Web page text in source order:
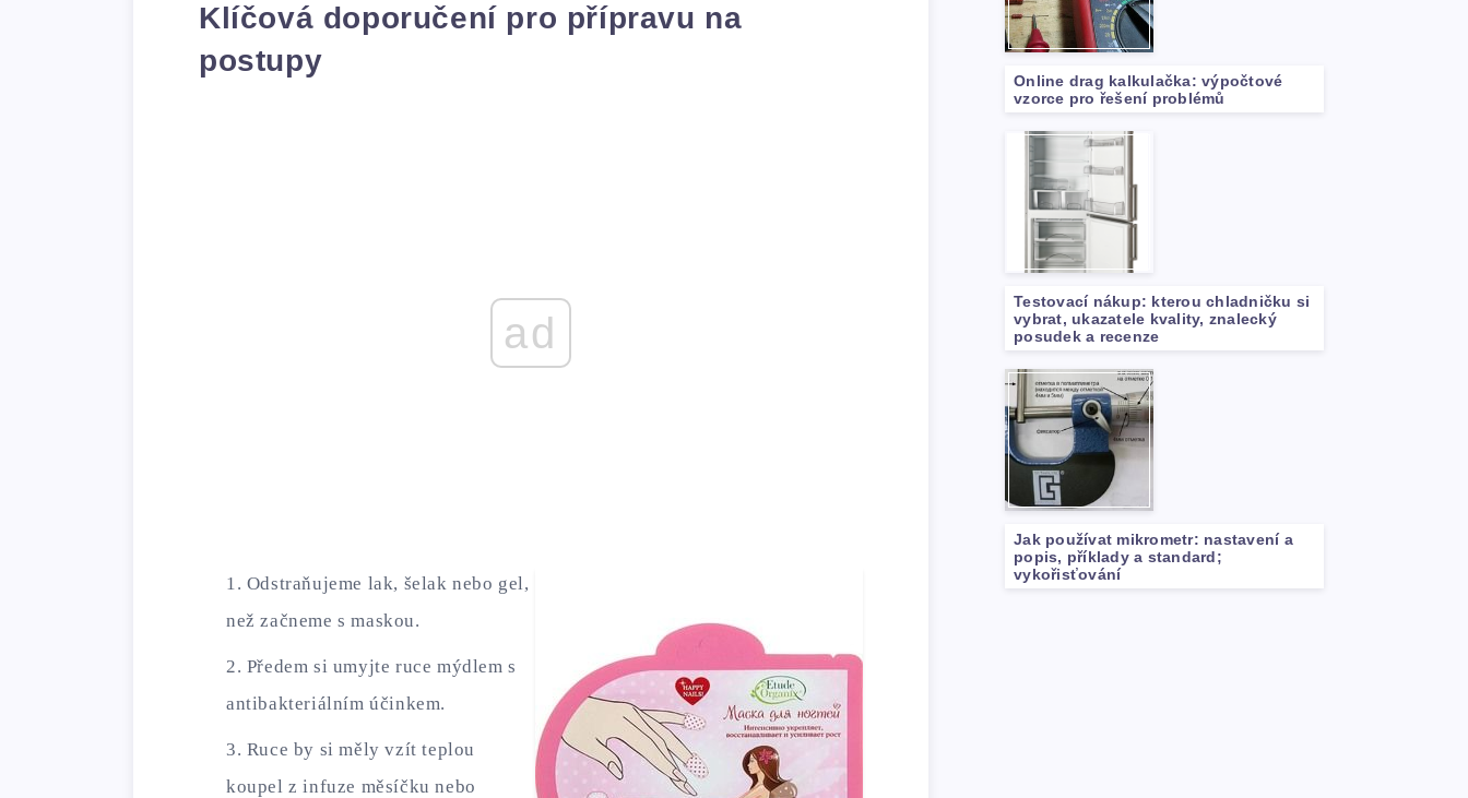
Klíčová doporučení pro přípravu na
postupy
ad
Odstraňujeme lak, šelak nebo gel,
než začneme s maskou.
Předem si umyjte ruce mýdlem s
antibakteriálním účinkem.
Ruce by si měly vzít teplou
koupel z infuze měsíčku nebo
Online drag kalkulačka: výpočtové
vzorce pro řešení problémů
Testovací nákup: kterou chladničku si
vybrat, ukazatele kvality, znalecký
posudek a recenze
Jak používat mikrometr: nastavení a
popis, příklady a standard;
vykořisťování